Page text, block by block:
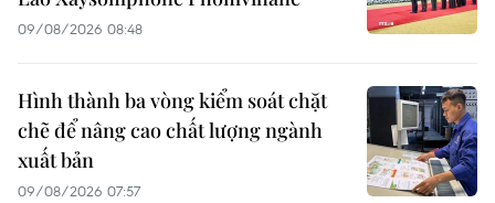
09/08/2026 08:48
Hình thành ba vòng kiểm soát chặt
chẽ để nâng cao chất lượng ngành
xuất bản
09/08/2026 07:57